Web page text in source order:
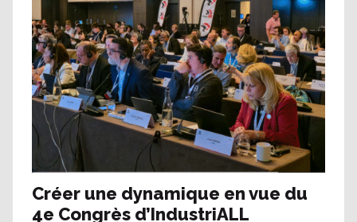
Créer une dynamique en vue du
4e Congrès d’IndustriALL